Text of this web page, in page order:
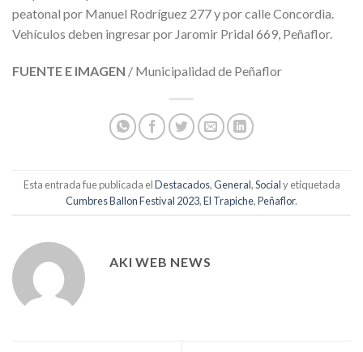
peatonal por Manuel Rodríguez 277 y por calle Concordia.
Vehículos deben ingresar por Jaromir Pridal 669, Peñaflor.
FUENTE E IMAGEN / Municipalidad de Peñaflor
Esta entrada fue publicada elDestacados,General,Socialy etiquetada
Cumbres Ballon Festival 2023,El Trapiche,Peñaflor.
AKI WEB NEWS